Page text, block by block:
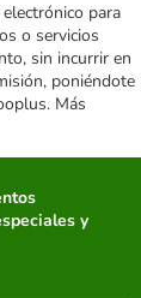
para
o servicios
sin incurrir en
poniéndote
Más
y